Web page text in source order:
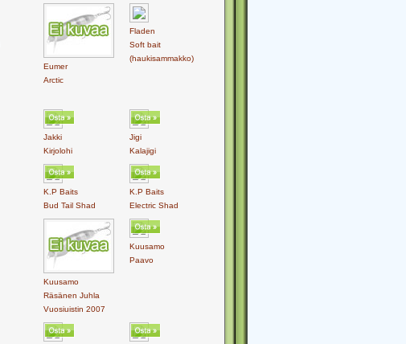
Eumer
Arctic
Fladen
Soft bait
(haukisammakko)
Jakki
Kirjolohi
Jigi
Kalajigi
K.P Baits
Bud Tail Shad
K.P Baits
Electric Shad
Kuusamo
Räsänen Juhla
Vuosiuistin 2007
Kuusamo
Paavo